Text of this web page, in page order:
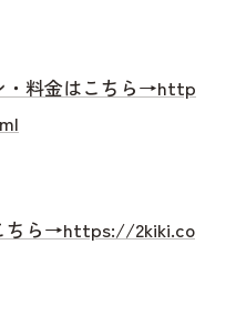
・料金はこちら→http
ちら→https://2kiki.co